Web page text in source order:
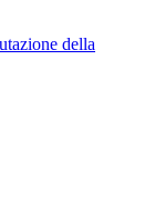
della